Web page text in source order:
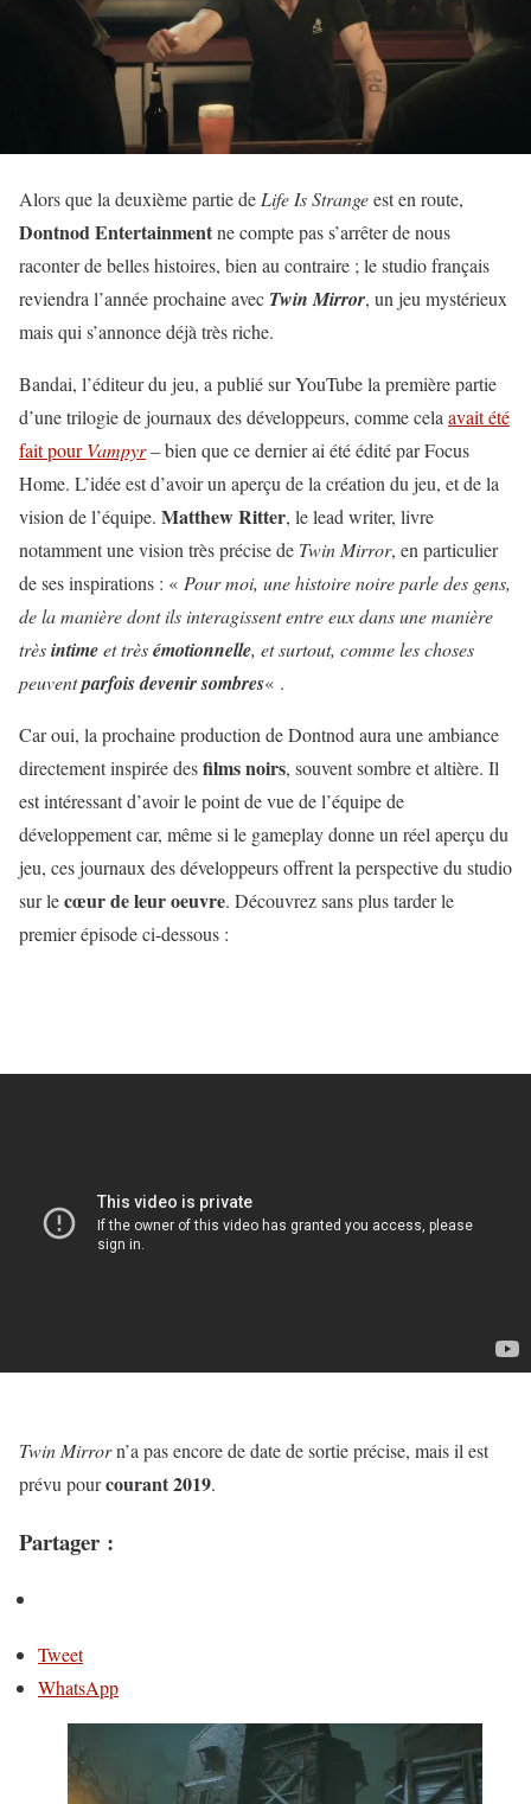
Alors que la deuxième partie de Life Is Strangeest en route,
Dontnod Entertainmentne compte pas s’arrêter de nous
raconter de belles histoires, bien au contraire ; le studio français
reviendra l’année prochaine avec Twin Mirror, un jeu mystérieux
mais qui s’annonce déjà très riche.
Bandai, l’éditeur du jeu, a publié sur YouTube la première partie
d’une trilogie de journaux des développeurs, comme cela avait été
fait pourVampyr– bien que ce dernier ai été édité par Focus
Home. L’idée est d’avoir un aperçu de la création du jeu, et de la
vision de l’équipe. Matthew Ritter, le lead writer, livre
notamment une vision très précise de Twin Mirror, en particulier
de ses inspirations : « Pour moi, une histoire noire parle des gens,
de la manière dont ils interagissent entre eux dans une manière
trèsintimeet trèsémotionnelle, et surtout, comme les choses
peuventparfois devenir sombres« .
Car oui, la prochaine production de Dontnod aura une ambiance
directement inspirée desfilms noirs, souvent sombre et altière. Il
est intéressant d’avoir le point de vue de l’équipe de
développement car, même si le gameplay donne un réel aperçu du
jeu, ces journaux des développeurs offrent la perspective du studio
sur lecœur de leur oeuvre. Découvrez sans plus tarder le
premier épisode ci-dessous :
Twin Mirrorn’a pas encore de date de sortie précise, mais il est
prévu pourcourant 2019.
Partager :
Tweet
WhatsApp